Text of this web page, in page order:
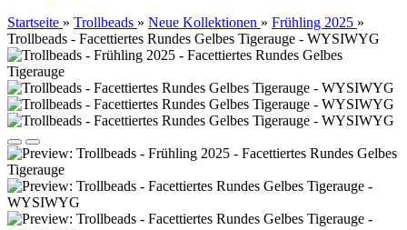
Startseite » Trollbeads » Neue Kollektionen » Frühling 2025 »
Trollbeads - Facettiertes Rundes Gelbes Tigerauge - WYSIWYG